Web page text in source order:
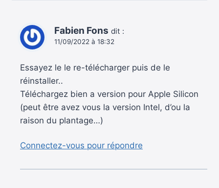
Fabien Fons dit :
11/09/2022 à 18:32
Essayez le le re-télécharger puis de le
réinstaller..
Téléchargez bien a version pour Apple Silicon
(peut être avez vous la version Intel, d’ou la
raison du plantage…)
Connectez-vous pour répondre